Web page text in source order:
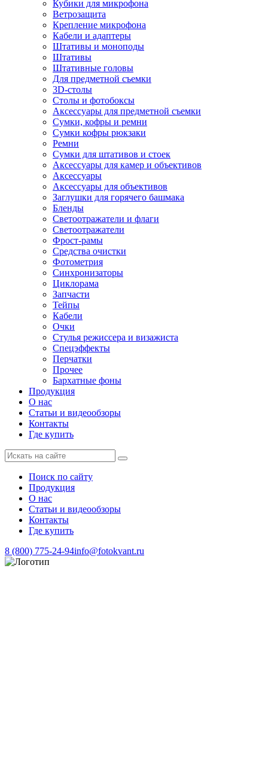
Кубики для микрофона
Ветрозащита
Крепление микрофона
Кабели и адаптеры
Штативы и моноподы
Штативы
Штативные головы
Для предметной съемки
3D-столы
Столы и фотобоксы
Аксессуары для предметной съемки
Сумки, кофры и ремни
Сумки кофры рюкзаки
Ремни
Сумки для штативов и стоек
Аксессуары для камер и объективов
Аксессуары
Аксессуары для объективов
Заглушки для горячего башмака
Бленды
Светоотражатели и флаги
Светоотражатели
Фрост-рамы
Средства очистки
Фотометрия
Синхронизаторы
Циклорама
Запчасти
Тейпы
Кабели
Очки
Стулья режиссера и визажиста
Спецэффекты
Перчатки
Прочее
Бархатные фоны
Продукция
О нас
Статьи и видеообзоры
Контакты
Где купить
Поиск по сайту
Продукция
О нас
Статьи и видеообзоры
Контакты
Где купить
8 (800) 775-24-94info@fotokvant.ru